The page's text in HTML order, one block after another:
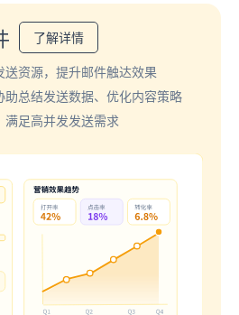
了解详情
送资源，提升邮件触达效果
助总结发送数据、优化内容策略
满足高并发发送需求